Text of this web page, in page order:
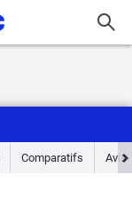
Comparatifs Avis